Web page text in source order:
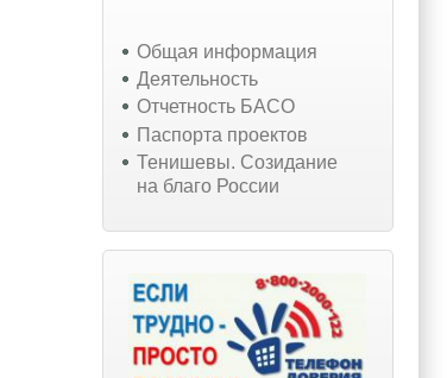
Общая информация
Деятельность
Отчетность БАСО
Паспорта проектов
Тенишевы. Созидание
на благо России